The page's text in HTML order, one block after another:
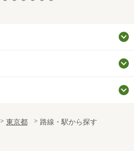
東京都 路線・駅から探す